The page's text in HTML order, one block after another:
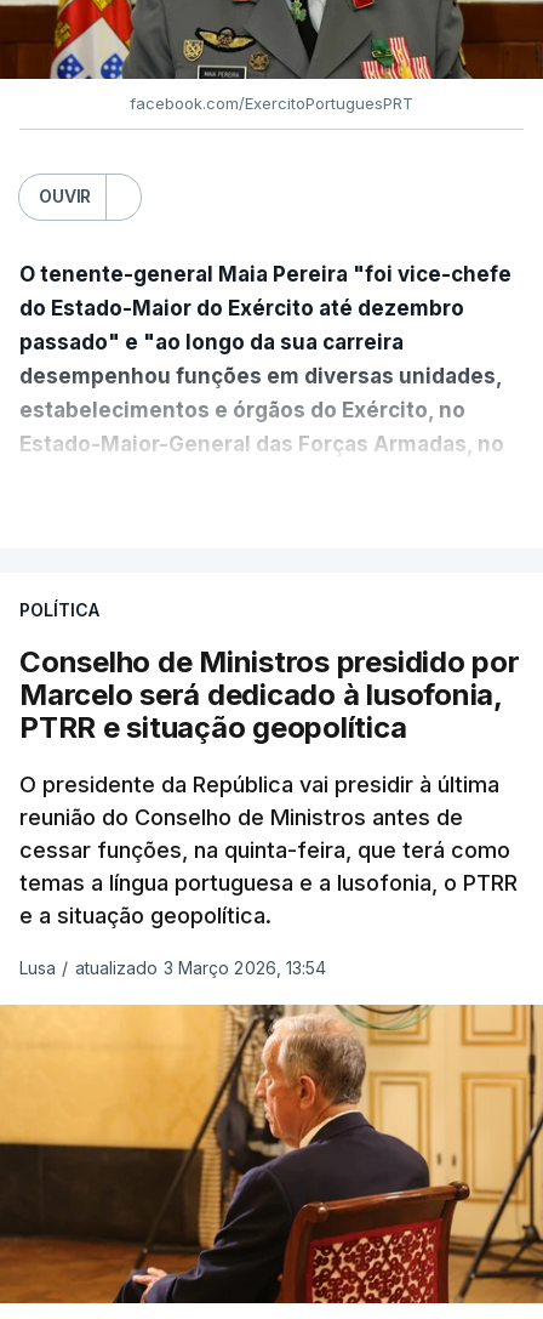
facebook.com/ExercitoPortuguesPRT
OUVIR
O tenente-general Maia Pereira "foi vice-chefe
do Estado-Maior do Exército até dezembro
passado" e "ao longo da sua carreira
desempenhou funções em diversas unidades,
estabelecimentos e órgãos do Exército, no
Estado-Maior-General das Forças Armadas, no
Da sua experiência no terreno, é destacada a
Forças Nacionais Destacadas, como
comandante do 2.º Batalhão Mecanizado, da
Reserva Tática do Comandante da Força da
NATO no Kosovo, e, mais recentemente, na
MINUSCA, como 2.º comandante da Força
Militar da ONU para a República Centro-
Africana".
"Foi ainda
chefe do Branch de Apoio às
Operações na Divisão de Operações,
acumulando com presidente dos Grupos NATO
de Proteção da Força e de Operações
, no Quartel-General do Comando
Supremo das Forças Aliadas na Europa (SHAPE),
em Mons, Bélgica", acrescenta-se.
O tenente-general Paulo Emanuel Maia
Pereira nasceu em Almeirim, no distrito de
Santarém, em 16 de dezembro de 1963, e
terminou o Curso de Infantaria da Academia
POLÍTICA
Conselho de Ministros presidido por
Marcelo será dedicado à lusofonia,
PTRR e situação geopolítica
O presidente da República vai presidir à última
reunião do Conselho de Ministros antes de
cessar funções, na quinta-feira, que terá como
temas a língua portuguesa e a lusofonia, o PTRR
e a situação geopolítica.
Lusa / atualizado 3 Março 2026, 13:54